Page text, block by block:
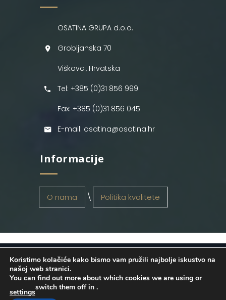
OSATINA GRUPA d.o.o.
Grobljanska 70
Viškovci, Hrvatska
Tel: +385 (0)31 856 999
Fax: +385 (0)31 856 045
E-mail: osatina@osatina.hr
Informacije
O nama Politika kvalitete
OSATINA GRUPA d.o.o. 2026
. Configured
byINFOS Osijek. Sva prava pridržana.
Koristimo kolačiće kako bismo vam pružili najbolje iskustvo na
našoj web stranici.
You can find out more about which cookies we are using or
switch them off in
settings
.